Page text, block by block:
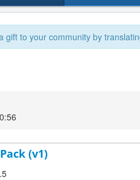
to your community by
(v1)